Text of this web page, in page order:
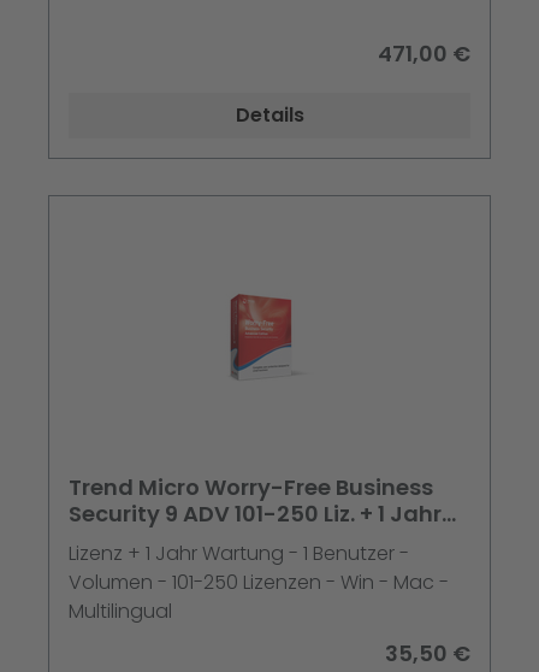
471,00 €
Details
Trend Micro Worry-Free Business
Security 9 ADV 101-250 Liz. + 1 Jahr
Maintenance 5er Schritt
Lizenz + 1 Jahr Wartung - 1 Benutzer -
Volumen - 101-250 Lizenzen - Win - Mac -
Multilingual
35,50 €